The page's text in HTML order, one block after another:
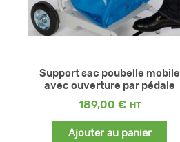
Support sac poubelle mobile
avec ouverture par pédale
189,00 €
Ajouter au panier